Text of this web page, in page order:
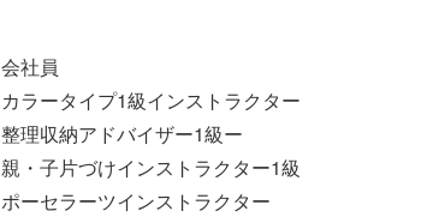
会社員
カラータイプ1級インストラクター
整理収納アドバイザー1級ー
親・子片づけインストラクター1級
ポーセラーツインストラクター